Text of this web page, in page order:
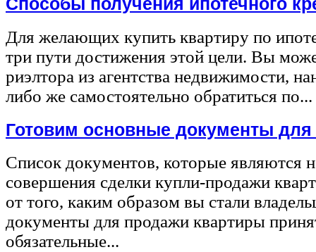
Для желающих купить квартиру по
три пути достижения этой цели. Вы
риэлтора из агентства недвижимости,
либо же самостоятельно обратиться по...
Готовим основные документы
Список документов, которые являются
совершения сделки купли-продажи
от того, каким образом вы стали
документы для продажи квартиры
обязательные...